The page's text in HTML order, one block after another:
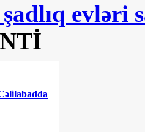
evləri